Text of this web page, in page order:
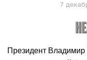
7
Президент Владимир